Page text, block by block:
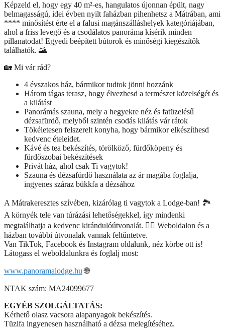
Képzeld el, hogy egy 40 m²-es, hangulatos újonnan épült, nagy
belmagasságú, idei évben nyilt faházban pihenhetsz a Mátrában, ami
**** minősítést érte el a falusi magánszálláshelyek kategóriájában,
ahol a friss levegő és a csodálatos panoráma kísérik minden
pillanatodat! Egyedi beépített bútorok és minőségi kiegészítők
találhatók. 🌄
🏡 Mi vár rád?
4 évszakos ház, bármikor tudtok jönni hozzánk
Három tágas terasz, hogy élvezhesd a természet közelségét és
a kilátást
Panorámás szauna, mely a hegyekre néz és fatüzelésű
dézsafürdő, melyből szintén csodás kilátás vár rátok
Tökéletesen felszerelt konyha, hogy bármikor elkészíthesd
kedvenc ételeidet.
Kávé és tea bekészítés, törölköző, fürdőköpeny és
fürdőszobai bekészítések
Privát ház, ahol csak Ti vagytok!
Szauna és dézsafürdő használata az ár magába foglalja,
ingyenes száraz bükkfa a dézsához
A Mátrakeresztes szívében, kizárólag ti vagytok a Lodge-ban! 🏞
A környék tele van túrázási lehetőségekkel, így mindenki
megtalálhatja a kedvenc kirándulóútvonalát. 🚶‍♂️ Weboldalon és a
házban további útvonalak vannak feltűntetve.
Van TikTok, Facebook és Instagram oldalunk, néz körbe ott is!
Látogass el weboldalunkra és foglalj most:
www.panoramalodge.hu🌐
NTAK szám: MA24099677
EGYÉB SZOLGÁLTATÁS:
Kérhető olasz vacsora alapanyagok bekészítés.
Tüzifa ingyenesen használható a dézsa melegítéséhez.